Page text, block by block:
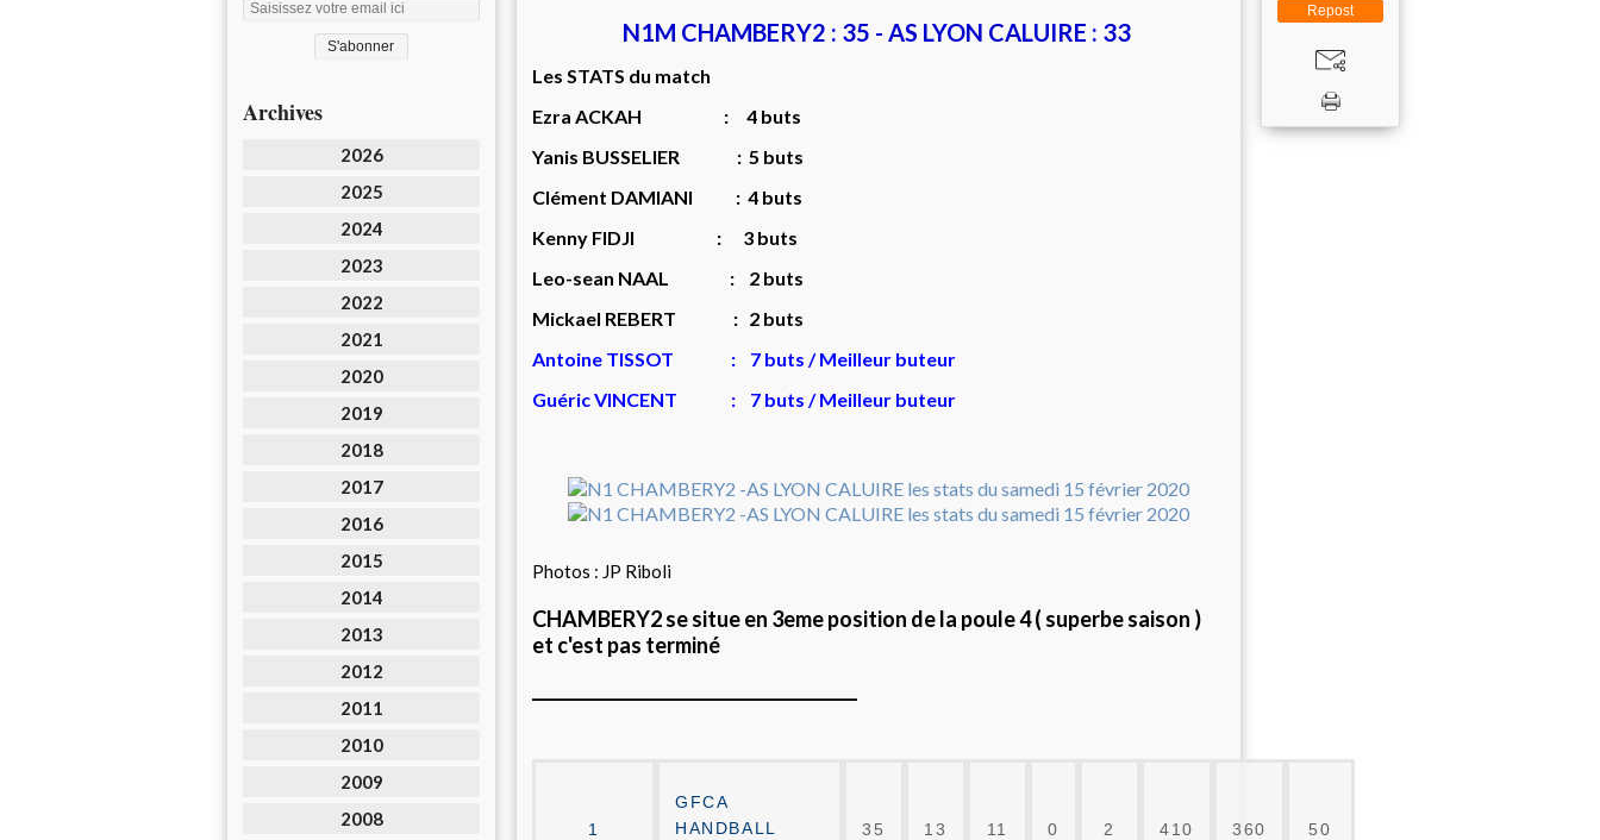
Archives
2026
2025
2024
2023
2022
2021
2020
2019
2018
2017
2016
2015
2014
2013
2012
2011
2010
2009
2008
N1M CHAMBERY2 : 35 - AS LYON CALUIRE : 33
Les STATS du match
Ezra ACKAH : 4 buts
Yanis BUSSELIER : 5 buts
Clément DAMIANI : 4 buts
Kenny FIDJI : 3 buts
Leo-sean NAAL : 2 buts
Mickael REBERT : 2 buts
Antoine TISSOT : 7 buts / Meilleur buteur
Guéric VINCENT : 7 buts / Meilleur buteur
Photos : JP Riboli
CHAMBERY2 se situe en 3eme position de la poule 4 ( superbe saison )
et c'est pas terminé
1
GFCA
HANDBALL
35 13 11 0 2 410 360 50
Repost